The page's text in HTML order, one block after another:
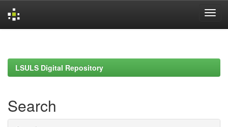
LSULS Digital Repository
Search